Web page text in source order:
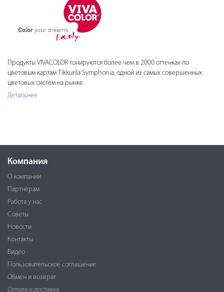
Продукты VIVACOLOR тонируются более чем в 2000 оттенках по
цветовым картам Tikkurila Symphonia, одной из самых совершенных
цветовых систем на рынке.
Детальнее
Компания
О компании
Партнерам
Работа у нас
Советы
Новости
Контакты
Видео
Пользовательское соглашение
Обмен и возврат
Оплата и доставка